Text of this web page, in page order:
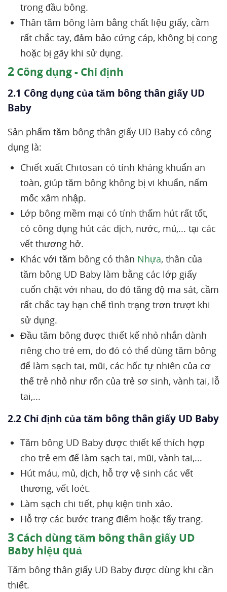
trong đầu bông.
Thân tăm bông làm bằng chất liệu giấy, cầm
rất chắc tay, đảm bảo cứng cáp, không bị cong
hoặc bị gãy khi sử dụng.
2 Công dụng - Chỉ định
2.1 Công dụng của tăm bông thân giấy UD
Baby
Sản phẩm tăm bông thân giấy UD Baby có công
dụng là:
Chiết xuất Chitosan có tính kháng khuẩn an
toàn, giúp tăm bông không bị vi khuẩn, nấm
mốc xâm nhập.
Lớp bông mềm mại có tính thấm hút rất tốt,
có công dụng hút các dịch, nước, mủ,... tại các
vết thương hở.
Khác với tăm bông có thân Nhựa, thân của
tăm bông UD Baby làm bằng các lớp giấy
cuốn chặt với nhau, do đó tăng độ ma sát, cầm
rất chắc tay hạn chế tình trạng trơn trượt khi
sử dụng.
Đầu tăm bông được thiết kế nhỏ nhắn dành
riêng cho trẻ em, do đó có thể dùng tăm bông
để làm sạch tai, mũi, các hốc tự nhiên của cơ
thể trẻ nhỏ như rốn của trẻ sơ sinh, vành tai, lỗ
tai,...
2.2 Chỉ định của tăm bông thân giấy UD Baby
Tăm bông UD Baby được thiết kế thích hợp
cho trẻ em để làm sạch tai, mũi, vành tai,...
Hút máu, mủ, dịch, hỗ trợ vệ sinh các vết
thương, vết loét.
Làm sạch chi tiết, phụ kiện tinh xảo.
Hỗ trợ các bước trang điểm hoặc tẩy trang.
3 Cách dùng tăm bông thân giấy UD
Baby hiệu quả
Tăm bông thân giấy UD Baby được dùng khi cần
thiết.